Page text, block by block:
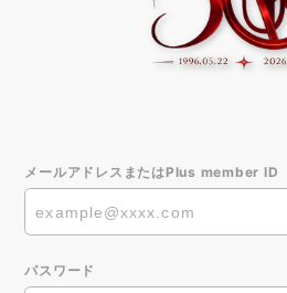
メールアドレスまたはPlus member ID
パスワード